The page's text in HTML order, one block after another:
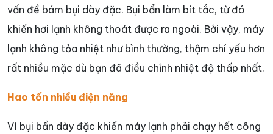
vấn đề bám bụi dày đặc. Bụi bẩn làm bít tắc, từ đó
khiến hơi lạnh không thoát được ra ngoài. Bởi vậy, máy
lạnh không tỏa nhiệt như bình thường, thậm chí yếu hơn
rất nhiều mặc dù bạn đã điều chỉnh nhiệt độ thấp nhất.
Hao tốn nhiều điện năng
Vì bụi bẩn dày đặc khiến máy lạnh phải chạy hết công